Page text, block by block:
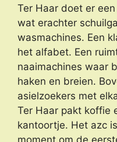
Ter Haar doet er
wat erachter
wasmachines. Een
het alfabet. Een
naaimachines waar
haken en breien.
asielzoekers met
Ter Haar pakt koffie
kantoortje. Het azc
moment om de